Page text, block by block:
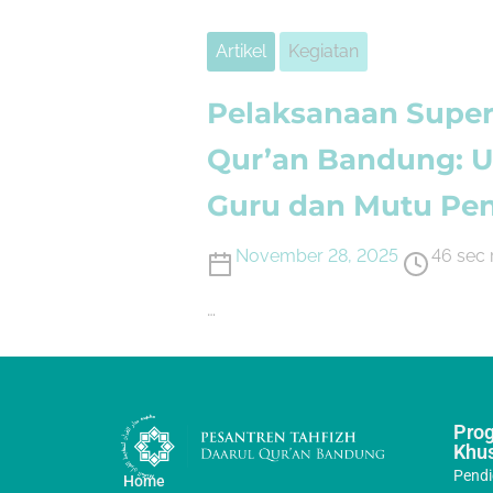
Artikel Kegiatan
Pelaksanaan
Qur’an Bandung:
Guru dan Mutu
November 28, 2025 46 sec
…
Home